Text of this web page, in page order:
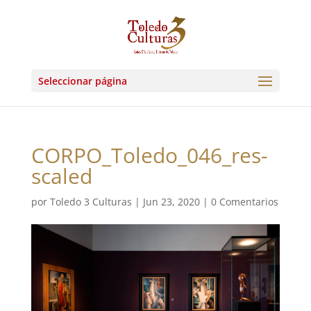
Seleccionar página
CORPO_Toledo_046_res-
scaled
por Toledo 3 Culturas | Jun 23, 2020| 0 Comentarios